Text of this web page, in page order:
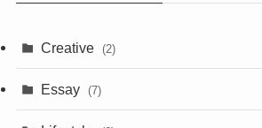
Creative (2)
Essay (7)